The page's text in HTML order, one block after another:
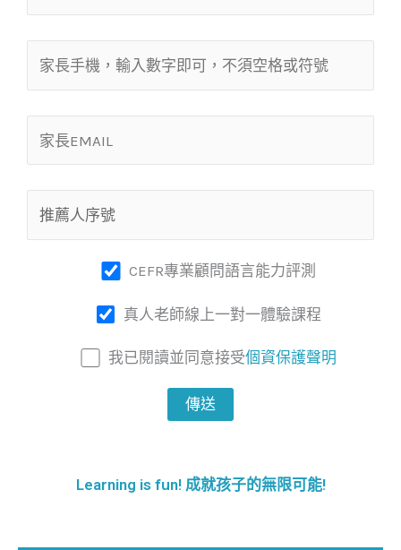
CEFR專業顧問語言能力評測
真人老師線上一對一體驗課程
我已閱讀並同意接受個資保護聲明
Learning is fun! 成就孩子的無限可能!